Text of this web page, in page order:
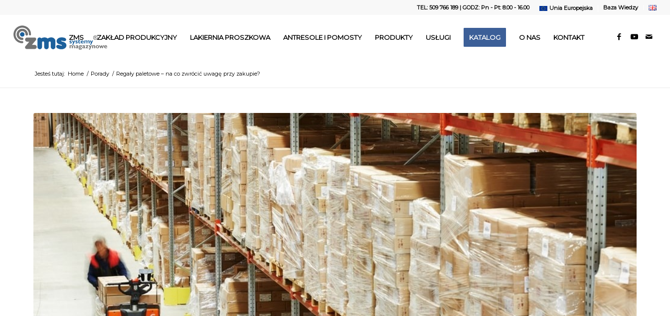
Unia Europejska Baza Wiedzy
TEL: 509 766 189| GODZ: Pn - Pt: 8.00 - 16.00
ZMS ZAKŁAD PRODUKCYJNY LAKIERNIA PROSZKOWA ANTRESOLE I POMOSTY PRODUKTY USŁUGI KATALOG O NAS KONTAKT
Jesteś tutaj: Home / Porady / Regały paletowe – na co zwrócić uwagę przy zakupie?